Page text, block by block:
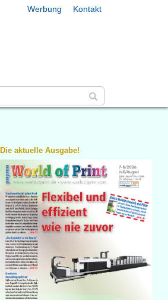
Werbung Kontakt
Die aktuelle Ausgabe!